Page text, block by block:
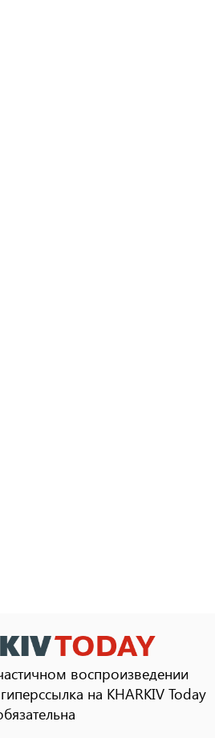
воспроизведении
на KHARKIV Today